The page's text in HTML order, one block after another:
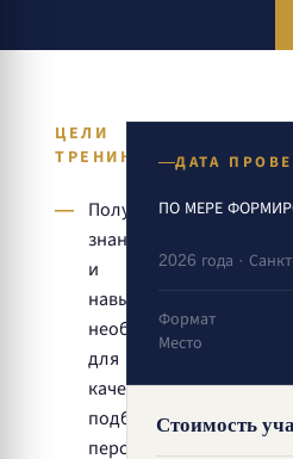
ЦЕЛИ
ТРЕНИНГА
Получить
знания
и
навыки,
необходимые
для
качественного
подбора
персонала,
ДАТА
ПО МЕРЕ
2026 года ·
Формат
Место
Стоимость